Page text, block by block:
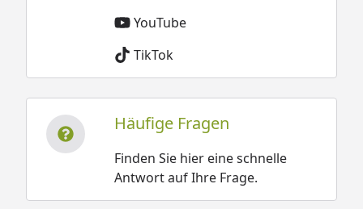
YouTube
TikTok
Häufige Fragen
Finden Sie hier eine schnelle
Antwort auf Ihre Frage.